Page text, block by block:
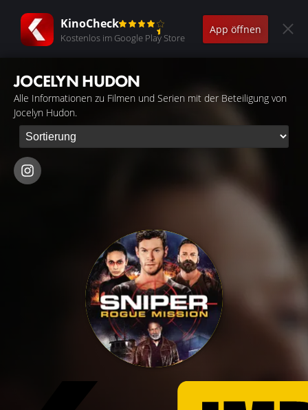
KinoCheck
Kostenlos im Google Play Store
App öffnen
JOCELYN HUDON
Alle Informationen zu Filmen und Serien mit der Beteiligung von
Jocelyn Hudon.